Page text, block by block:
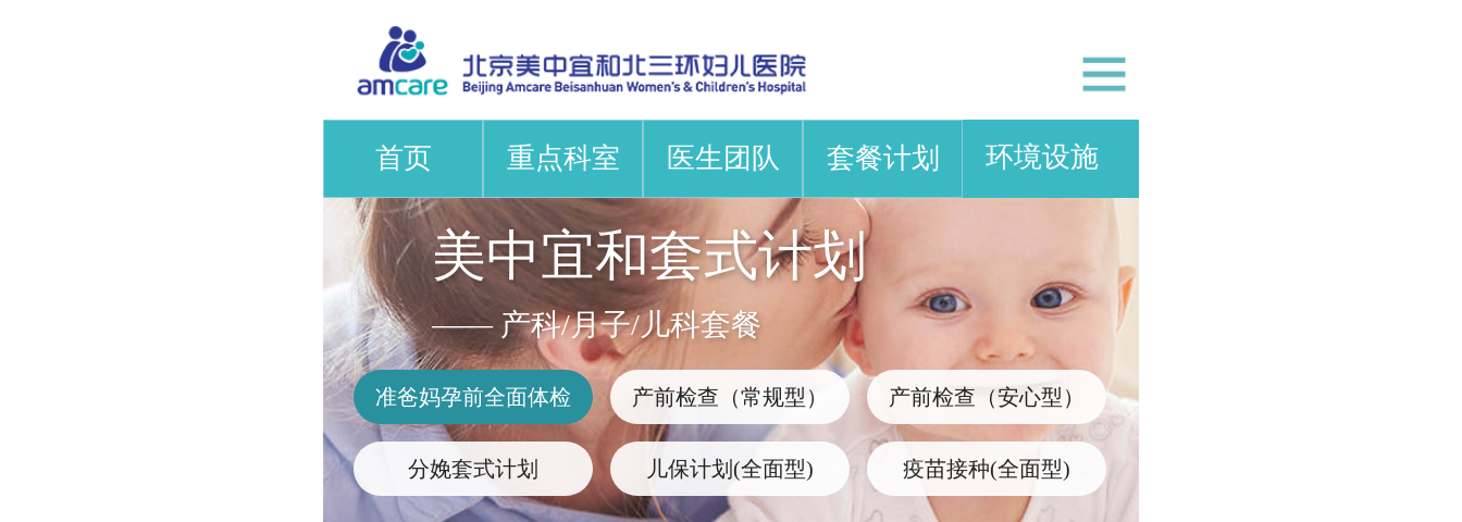
首页 重点科室 医生团队 套餐计划 环境设施
美中宜和套式计划
—— 产科/月子/儿科套餐
准爸妈孕前全面体检 产前检查（常规型） 产前检查（安心型）
分娩套式计划 儿保计划(全面型) 疫苗接种(全面型)